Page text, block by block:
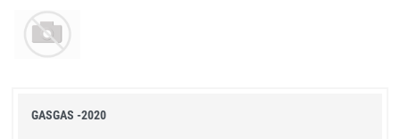
GASGAS -2020